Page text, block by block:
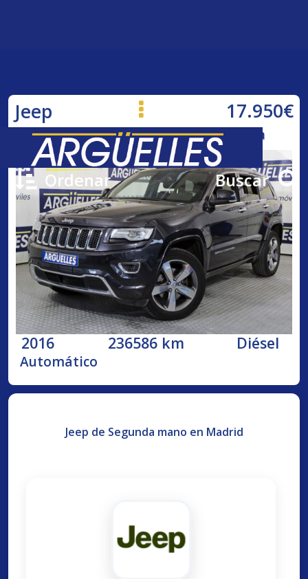
Ordenar Buscar
Jeep 17.950€
Grand Cherokee 3.0 V6 Diesel Overla
2016 236586 km Diésel
Automático
Jeep de Segunda mano en Madrid